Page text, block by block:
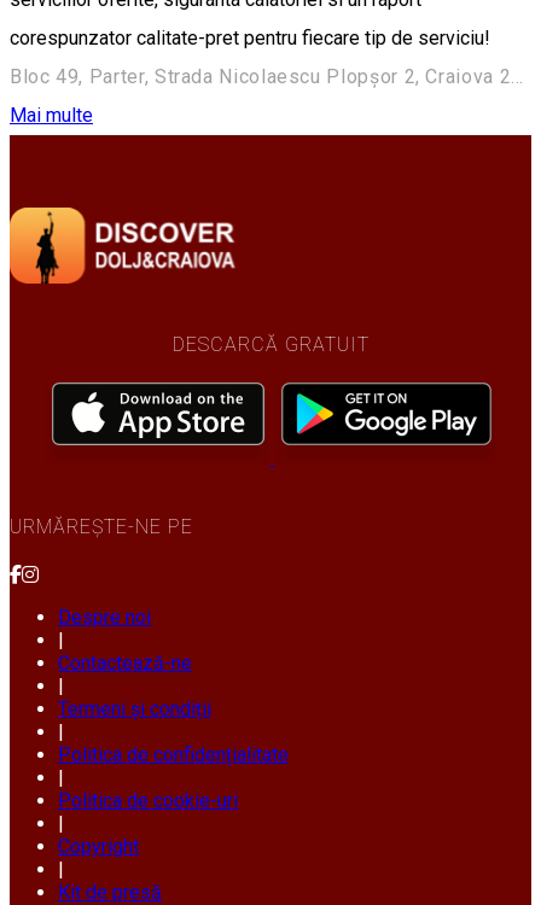
corespunzator calitate-pret pentru fiecare tip de serviciu!
Bloc 49, Parter, Strada Nicolaescu Plopşor 2, Craiova 200733, Romania
Mai multe
DESCARCĂ GRATUIT
URMĂREȘTE-NE PE
Despre noi
|
Contactează-ne
|
Termeni și condiții
|
Politica de confidențialitate
|
Politica de cookie-uri
|
Copyright
|
Kit de presă